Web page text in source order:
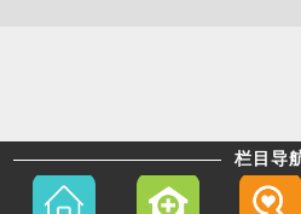
栏目导